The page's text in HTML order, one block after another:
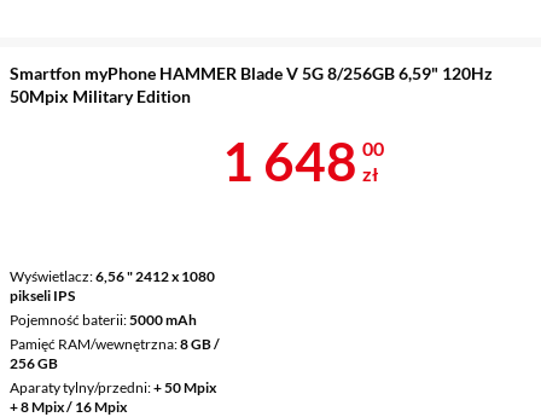
Smartfon myPhone HAMMER Blade V 5G 8/256GB 6,59" 120Hz
50Mpix Military Edition
Wyświetlacz 6,56 " 2412 x 1080
pikseli IPS
Pojemność baterii 5000 mAh
Pamięć RAM/wewnętrzna 8 GB /
256 GB
Aparaty tylny/przedni + 50 Mpix
+ 8 Mpix / 16 Mpix
Cena 1 648 zł
1 648 00
zł